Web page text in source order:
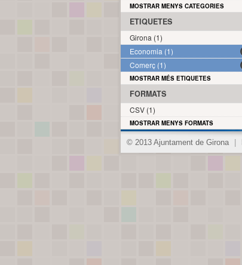
MOSTRAR MENYS CATEGORIES
ETIQUETES
Girona (1)
Economia (1)
Comerç (1)
MOSTRAR MÉS ETIQUETES
FORMATS
CSV (1)
MOSTRAR MENYS FORMATS
© 2013 Ajuntament de Girona